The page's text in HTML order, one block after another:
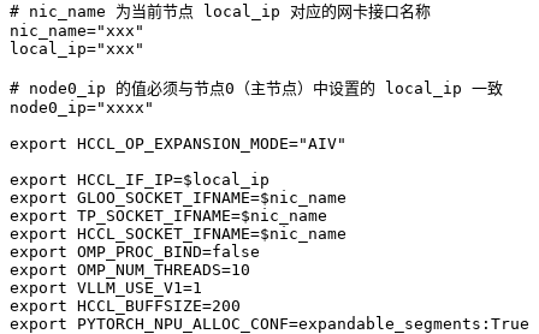
# nic_name 为当前节点 local_ip 对应的网卡接口名称
nic_name="xxx"
local_ip="xxx"
# node0_ip 的值必须与节点0（主节点）中设置的 local_ip 一致
node0_ip="xxxx"
export HCCL_OP_EXPANSION_MODE="AIV"
export HCCL_IF_IP=$local_ip
export GLOO_SOCKET_IFNAME=$nic_name
export TP_SOCKET_IFNAME=$nic_name
export HCCL_SOCKET_IFNAME=$nic_name
export OMP_PROC_BIND=false
export OMP_NUM_THREADS=10
export VLLM_USE_V1=1
export HCCL_BUFFSIZE=200
export PYTORCH_NPU_ALLOC_CONF=expandable_segments:True